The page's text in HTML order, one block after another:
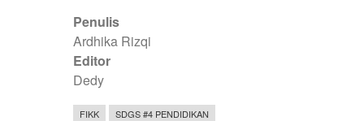
Penulis
Ardhika Rizqi
Editor
Dedy
FIKK SDGS #4 PENDIDIKAN